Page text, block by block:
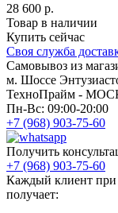
28 600 р.
Товар в наличии
Купить сейчас
Своя служба
Самовывоз из
м. Шоссе
ТехноПрайм -
Пн-Вс: 09:00-20:00
+7 (968) 903-75-60
Получить
+7 (968) 903-75-60
Каждый клиент при
получает: